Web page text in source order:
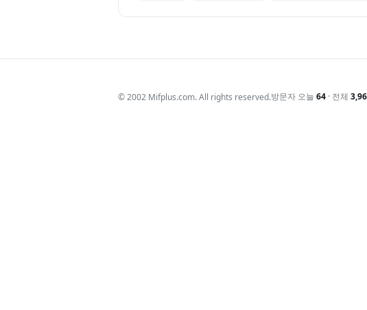
© 2002 Mifplus.com. All rights reserved.방문자 오늘 64 · 전체